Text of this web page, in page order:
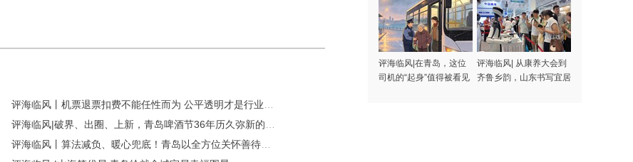
评海临风|在青岛，这位
司机的“起身”值得被看见
评海临风| 从康养大会到
齐鲁乡韵，山东书写宜居